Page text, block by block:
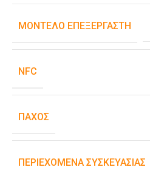
ΜΟΝΤΈΛΟ ΕΠΕΞΕΡΓΑΣΤΉ
NFC
ΠΆΧΟΣ
ΠΕΡΙΕΧΌΜΕΝΑ ΣΥΣΚΕΥΑΣΊΑΣ